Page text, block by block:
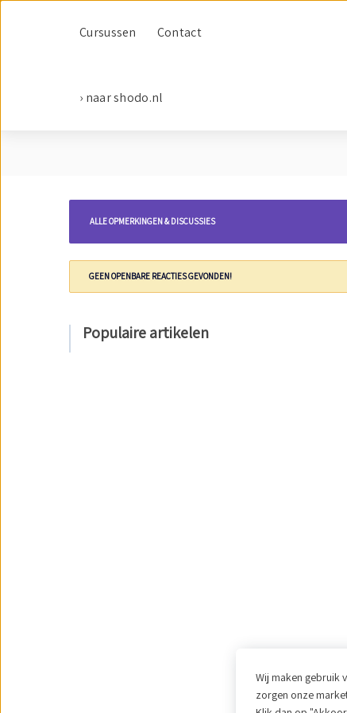
Cursussen Contact
› naar shodo.nl
ALLE OPMERKINGEN & DISCUSSIES
GEEN OPENBARE REACTIES GEVONDEN!
Populaire artikelen
Wij maken gebruik
zorgen onze